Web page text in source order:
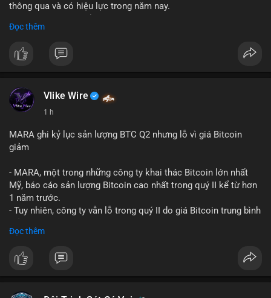
thông qua và có hiệu lực trong năm nay.
mục chứng chỉ cho tài sản số tại Mỹ.
và phát triển thị trường crypto tại Mỹ.
#vlikevn #titanbot
📰 Nguồn: CoinDesk
Đọc thêm
Vlike Wire
1 h
MARA ghi kỷ lục sản lượng BTC Q2 nhưng lỗ vì giá Bitcoin
giảm
- MARA, một trong những công ty khai thác Bitcoin lớn nhất
Mỹ, báo cáo sản lượng Bitcoin cao nhất trong quý II kể từ hơn
1 năm trước.
- Tuy nhiên, công ty vẫn lỗ trong quý II do giá Bitcoin trung bình
- Sự tăng sản lượng không đủ bù đắp cho sự suy giảm giá trị
$btc#btc
Đọc thêm